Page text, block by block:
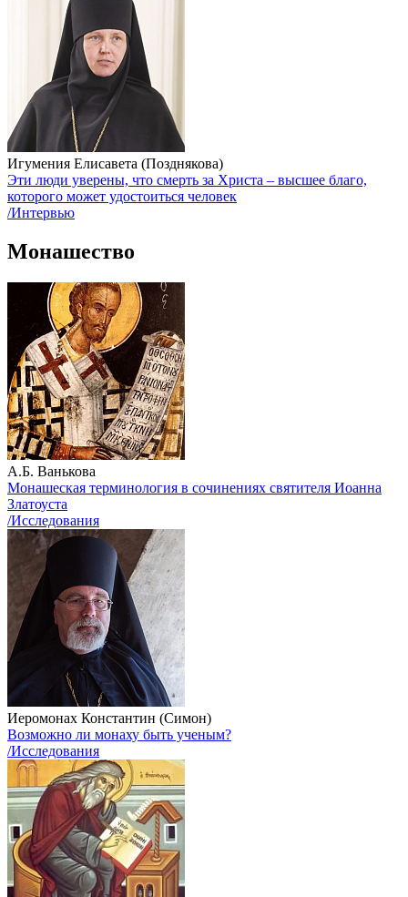
Игумения Елисавета (Позднякова)
Эти люди уверены, что смерть за Христа – высшее благо,
которого может удостоиться человек
/Интервью
Монашество
А.Б. Ванькова
Монашеская терминология в сочинениях святителя Иоанна
Златоуста
/Исследования
Иеромонах Константин (Симон)
Возможно ли монаху быть ученым?
/Исследования